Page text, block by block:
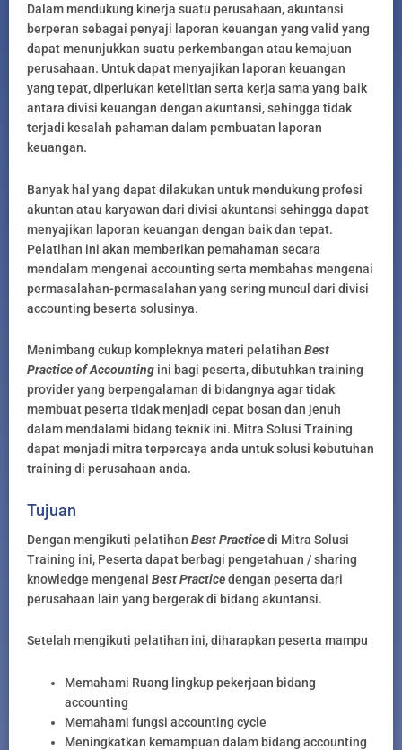
Dalam mendukung kinerja suatu perusahaan, akuntansi
berperan sebagai penyaji laporan keuangan yang valid yang
dapat menunjukkan suatu perkembangan atau kemajuan
perusahaan. Untuk dapat menyajikan laporan keuangan
yang tepat, diperlukan ketelitian serta kerja sama yang baik
antara divisi keuangan dengan akuntansi, sehingga tidak
terjadi kesalah pahaman dalam pembuatan laporan
keuangan.
Banyak hal yang dapat dilakukan untuk mendukung profesi
akuntan atau karyawan dari divisi akuntansi sehingga dapat
menyajikan laporan keuangan dengan baik dan tepat.
Pelatihan ini akan memberikan pemahaman secara
mendalam mengenai accounting serta membahas mengenai
permasalahan-permasalahan yang sering muncul dari divisi
accounting beserta solusinya.
Menimbang cukup kompleknya materi pelatihan Best
Practice of Accounting ini bagi peserta, dibutuhkan training
provider yang berpengalaman di bidangnya agar tidak
membuat peserta tidak menjadi cepat bosan dan jenuh
dalam mendalami bidang teknik ini. Mitra Solusi Training
dapat menjadi mitra terpercaya anda untuk solusi kebutuhan
training di perusahaan anda.
Tujuan
Dengan mengikuti pelatihan Best Practicedi Mitra Solusi
Training ini, Peserta dapat berbagi pengetahuan / sharing
knowledge mengenai Best Practicedengan peserta dari
perusahaan lain yang bergerak di bidang akuntansi.
Setelah mengikuti pelatihan ini, diharapkan peserta mampu
Memahami Ruang lingkup pekerjaan bidang
accounting
Memahami fungsi accounting cycle
Meningkatkan kemampuan dalam bidang accounting